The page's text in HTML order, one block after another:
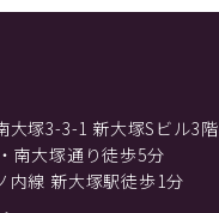
大塚3-3-1 新大塚Sビル3階
南大塚通り徒歩5分
内線 新大塚駅徒歩1分